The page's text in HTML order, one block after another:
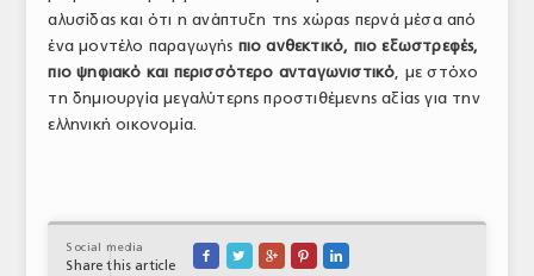
αλυσίδας και ότι η ανάπτυξη της χώρας περνά μέσα από
ένα μοντέλο παραγωγής πιο ανθεκτικό, πιο εξωστρεφές,
πιο ψηφιακό και περισσότερο ανταγωνιστικό, με στόχο
τη δημιουργία μεγαλύτερης προστιθέμενης αξίας για την
ελληνική οικονομία.
Social media
Share this article
    